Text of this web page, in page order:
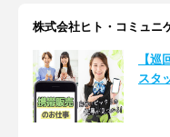
株式会社ヒト・コミュ
【
スタ